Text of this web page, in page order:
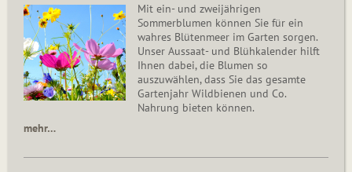
Mit ein- und zweijährigen
Sommerblumen können Sie für ein
wahres Blütenmeer im Garten sorgen.
Unser Aussaat- und Blühkalender hilft
Ihnen dabei, die Blumen so
auszuwählen, dass Sie das gesamte
Gartenjahr Wildbienen und Co.
Nahrung bieten können.
mehr…